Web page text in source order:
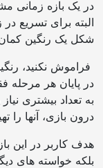
در یک بازه زمانی
البته برای تسریع در
شکل یک رنگین
فراموش نکنید،
در پایان هر مرحله
به تعداد بیشتری
درون بازی، آنها را
هدف کاربر در این
بلکه خواسته های